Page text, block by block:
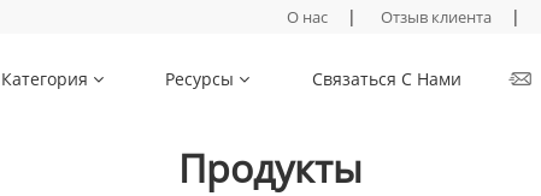
О нас | Отзыв клиента |
Категория Ресурсы Связаться С Нами
Продукты